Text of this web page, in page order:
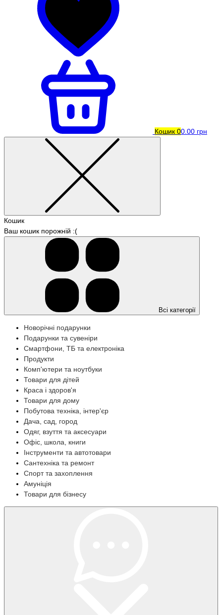
Кошик 00.00 грн
Кошик
Ваш кошик порожній :(
Всі категорії
Новорічні подарунки
Подарунки та сувеніри
Смартфони, ТБ та електроніка
Продукти
Комп'ютери та ноутбуки
Товари для дітей
Краса і здоров'я
Товари для дому
Побутова техніка, інтер'єр
Дача, сад, город
Одяг, взуття та аксесуари
Офіс, школа, книги
Інструменти та автотовари
Сантехніка та ремонт
Спорт та захоплення
Амуніція
Товари для бізнесу